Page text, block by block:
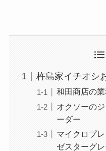
杵島家イチオシ
和田商店の
オクソーの
ーダー
マイクロプ
ゼスターグ